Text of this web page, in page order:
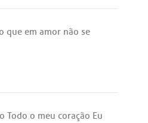
que em amor não se
Todo o meu coração Eu